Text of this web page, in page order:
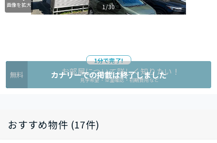
画像を拡大 1/30
1分で完了!
無料 お部屋について詳しく知りたい !
見学希望・空室確認・初期費用など
カナリーでの掲載は終了しました
おすすめ物件 (17件)